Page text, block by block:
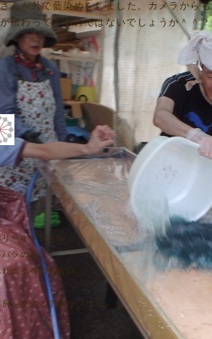
んが外で藍染めをしました。カメラからも
伝わってくるのではないでしょうか＾＾？
ーキャンドル
バラの花
出る春の色合い
を支える丁寧なシゴト～